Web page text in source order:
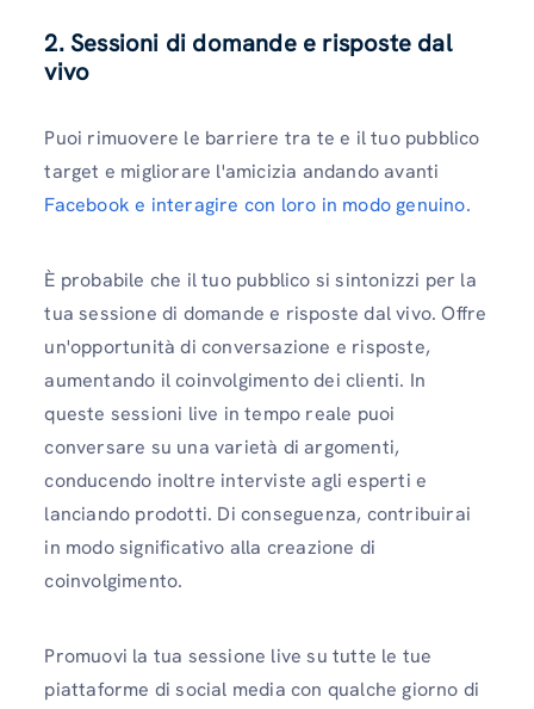
2. Sessioni di domande e risposte dal
vivo
Puoi rimuovere le barriere tra te e il tuo pubblico
target e migliorare l'amicizia andando avanti
Facebook e interagire con loro in modo genuino.
È probabile che il tuo pubblico si sintonizzi per la
tua sessione di domande e risposte dal vivo. Offre
un'opportunità di conversazione e risposte,
aumentando il coinvolgimento dei clienti. In
queste sessioni live in tempo reale puoi
conversare su una varietà di argomenti,
conducendo inoltre interviste agli esperti e
lanciando prodotti. Di conseguenza, contribuirai
in modo significativo alla creazione di
coinvolgimento.
Promuovi la tua sessione live su tutte le tue
piattaforme di social media con qualche giorno di